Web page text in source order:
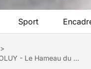
Sport
>
Séjour ski à SAINT ETIENNE EN DEVOLUY - Le Hameau du Puy